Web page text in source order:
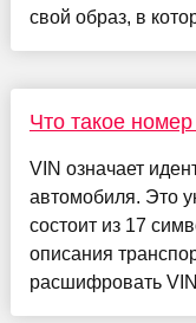
свой образ, в
Что такое
VIN означает
автомобиля. Это
состоит из 17
описания
расшифровать